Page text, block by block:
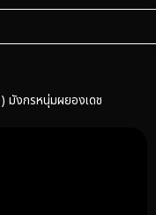
มังกรหนุ่มผยองเดช